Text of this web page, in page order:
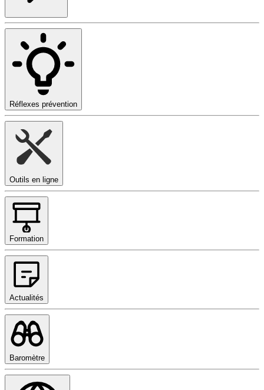
Réflexes prévention
Outils en ligne
Formation
Actualités
Baromètre